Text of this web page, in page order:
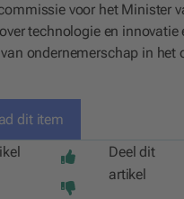
voor het Minister
technologie en innovatie
ondernemerschap in het
dit item
Deel dit
artikel